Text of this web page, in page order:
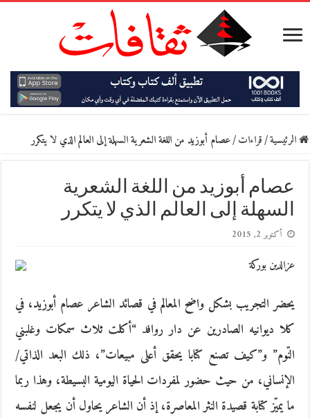
الرئيسية/قراءات/عصام أبوزيد من اللغة الشعرية السهلة إلى العالم الذي لا يتكرر
عصام أبوزيد من اللغة الشعرية
السهلة إلى العالم الذي لا يتكرر
أكتوبر 2, 2015
عزالدين بوركة
يحضر التجريب بشكل واضح المعالم في قصائد الشاعر عصام أبوزيد، في
كلا ديوانيه الصادرين عن دار روافد “أكلت ثلاث سمكات وغلبني
النّوم” و”كيف تصنع كتابا يحقق أعلى مبيعات”، ذلك البعد الذاتي/
الإنساني، من حيث حضور لمفردات الحياة اليومية البسيطة، وهذا ربما
ما يميّز كتابة قصيدة النثر المعاصرة، إذ أن الشاعر يحاول أن يجعل لنفسه